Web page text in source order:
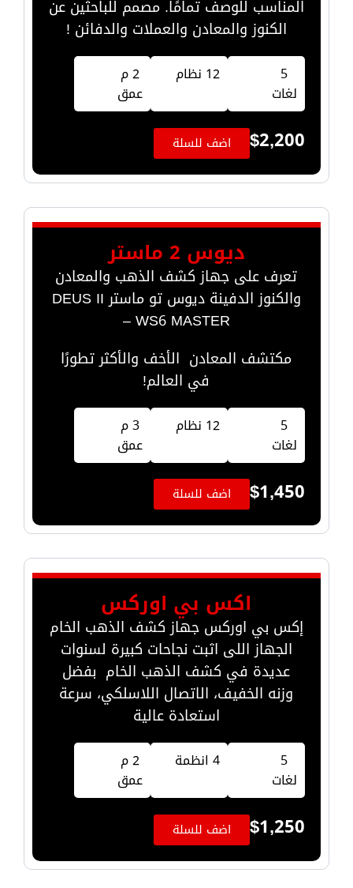
المناسب للوصف تمامًا. مصمم للباحثين عن
الكنوز والمعادن والعملات والدفائن !
5
لغات
12 نظام
2 م
عمق
$2,200 اضف للسلة
ديوس 2 ماستر
تعرف على جهاز كشف الذهب والمعادن
والكنوز الدفينة ديوس تو ماستر DEUS II
WS6 MASTER –
مكتشف المعادن الأخف والأكثر تطورًا
في العالم!
5
لغات
12 نظام
3 م
عمق
$1,450 اضف للسلة
اكس بي اوركس
إكس بي اوركس جهاز كشف الذهب الخام
الجهاز اللى اثبت نجاحات كبيرة لسنوات
عديدة في كشف الذهب الخام بفضل
وزنه الخفيف، الاتصال اللاسلكي، سرعة
استعادة عالية
5
لغات
4 انظمة
2 م
عمق
$1,250 اضف للسلة